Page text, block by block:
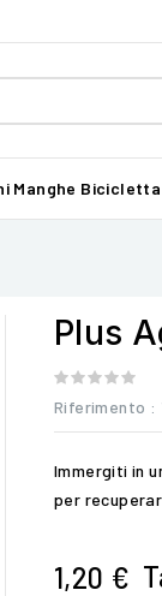
Manghe
Plus
Riferimento :
Immergiti in
per
1,20 €